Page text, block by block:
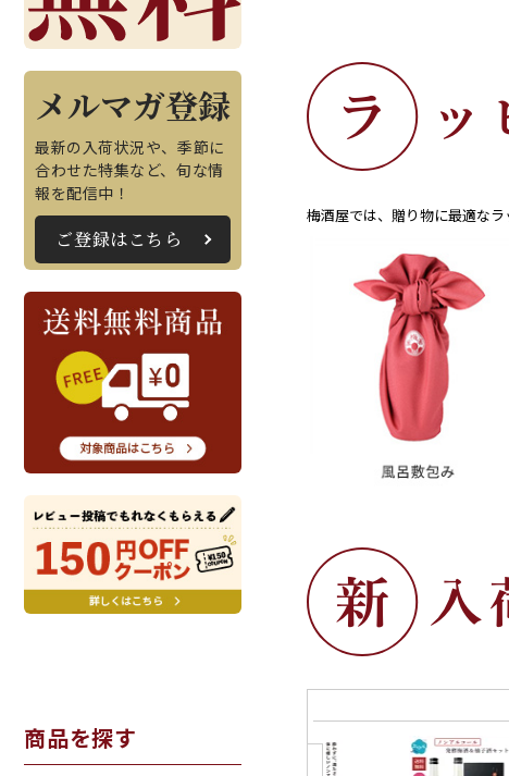
メルマガ登録
最新の入荷状況や、季節に
合わせた特集など、旬な情
報を配信中！
ご登録はこちら
商品を探す
梅酒屋では、贈り物に最適なラ